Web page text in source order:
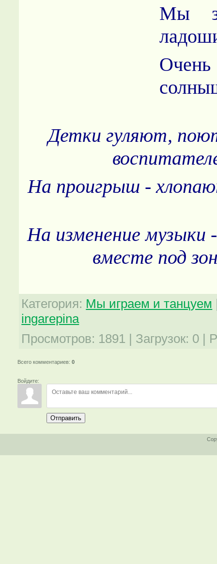
Мы
Детки гуляют,
На проигрыш -
На изменение музыки
вместе под
Категория: Мы играем и танцуем
ingarepina
Просмотров: 1891 | Загрузок: 0 |
Всего комментариев:0
Войдите:
Отправить